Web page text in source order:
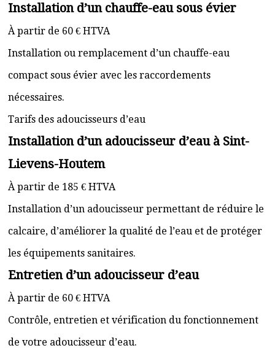
Installation d’un chauffe-eau sous évier
À partir de 60 € HTVA
Installation ou remplacement d’un chauffe-eau
compact sous évier avec les raccordements
nécessaires.
Tarifs des adoucisseurs d’eau
Installation d’un adoucisseur d’eau à Sint-
Lievens-Houtem
À partir de 185 € HTVA
Installation d’un adoucisseur permettant de réduire le
calcaire, d’améliorer la qualité de l’eau et de protéger
les équipements sanitaires.
Entretien d’un adoucisseur d’eau
À partir de 60 € HTVA
Contrôle, entretien et vérification du fonctionnement
de votre adoucisseur d’eau.